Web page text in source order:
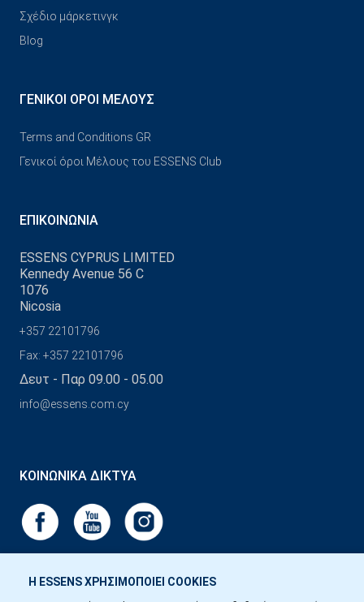
Η ESSENS ΧΡΗΣΙΜΟΠΟΙΕΙ COOKIES
Σχέδιο μάρκετινγκ
Blog
ΓΕΝΙΚΟΊ ΌΡΟΙ ΜΈΛΟΥΣ
Terms and Conditions GR
Γενικοί όροι Μέλους του ESSENS Club
ΕΠΙΚΟΙΝΩΝΊΑ
ESSENS CYPRUS LIMITED
Kennedy Avenue 56 C
1076
Nicosia
+357 22101796
Fax: +357 22101796
Δευτ - Παρ 09.00 - 05.00
info@essens.com.cy
ΚΟΙΝΩΝΙΚΆ ΔΊΚΤΥΑ